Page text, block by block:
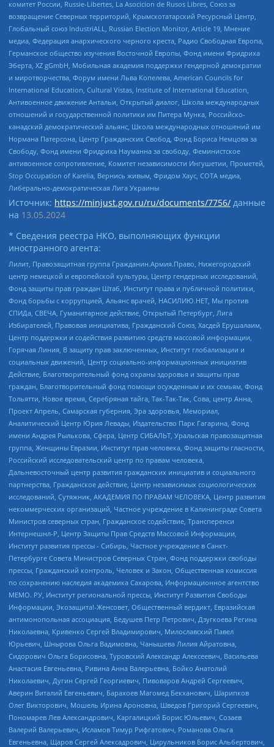
комитет России, Russie-Libertes, La Asocicion de Rusos Libres, Союз за
возвращение Северных территорий, Крымскотатарский Ресурсный Центр,
Глобальный союз IndustriALL, Russian Election Monitor, Article 19, Мнение
медиа, Федерация анархического черного креста, Радио Свободная Европа,
Германское общество изучения Восточной Европы, Фонд имени Фридриха
Эберта, XZ gGmbH, Мобильная академия поддержки гендерной демократии
и миротворчества, Форум имени Льва Копелева, American Councils for
International Education, Cultural Vistas, Institute of International Education,
Антивоенное движение Антальи, Открытый диалог, Школа международных
отношений и государственной политики им Питера Мунка, Российско-
канадский демократический альянс, Школа международных отношений им
Нормана Патерсона, Центр Гражданских Свобод, Фонд Бориса Немцова за
Свободу, Фонд имени Фридриха Науманна за свободу, Феминистское
антивоенное сопротивление, Комитет независимости Ингушетии, Прометей,
Stop Occupation of Karelia, Вернись живым, Фридом Хаус, СОТА медиа,
Либерально-демократическая Лига Украины
Источник: https://minjust.gov.ru/ru/documents/7756/ данные
на 13.05.2024
* Сведения реестра НКО, выполняющих функции
иностранного агента:
Лилит, Правозащитная группа Гражданин.Армия.Право, Нижегородский
центр немецкой и европейской культуры, Центр гендерных исследований,
Фонд защиты прав граждан Штаб, Институт права и публичной политики,
Фонд борьбы с коррупцией, Альянс врачей, НАСИЛИЮ.НЕТ, Мы против
СПИДа, СВЕЧА, Гуманитарное действие, Открытый Петербург, Лига
Избирателей, Правовая инициатива, Гражданский Союз, Хасдей Ерушалаим,
Центр поддержки и содействия развитию средств массовой информации,
Горячая Линия, В защиту прав заключенных, Институт глобализации и
социальных движений, Центр социально-информационных инициатив
Действие, Благотворительный фонд охраны здоровья и защиты прав
граждан, Благотворительный фонд помощи осужденным и их семьям, Фонд
Тольятти, Новое время, Серебряная тайга, Так-Так-Так, Сова, центр Анна,
Проект Апрель, Самарская губерния, Эра здоровья, Мемориал,
Аналитический Центр Юрия Левады, Издательство Парк Гагарина, Фонд
имени Андрея Рылькова, Сфера, Центр СИБАЛЬТ, Уральская правозащитная
группа, Женщины Евразии, Институт прав человека, Фонд защиты гласности,
Российский исследовательский центр по правам человека,
Дальневосточный центр развития гражданских инициатив и социального
партнерства, Гражданское действие, Центр независимых социологических
исследований, Сутяжник, АКАДЕМИЯ ПО ПРАВАМ ЧЕЛОВЕКА, Центр развития
некоммерческих организаций, Частное учреждение в Калининграде Совета
Министров северных стран, Гражданское содействие, Трансперенси
Интернешнл-Р, Центр Защиты Прав Средств Массовой Информации,
Институт развития прессы - Сибирь, Частное учреждение в Санкт-
Петербурге Совета Министров Северных Стран, Фонд поддержки свободы
прессы, Гражданский контроль, Человек и Закон, Общественная комиссия
по сохранению наследия академика Сахарова, Информационное агентство
МЕМО. РУ, Институт региональной прессы, Институт Развития Свободы
Информации, Экозащита!-Женсовет, Общественный вердикт, Евразийская
антимонопольная ассоциация, Бедушев Петр Петрович, Дзугкоева Регина
Николаевна, Кривенко Сергей Владимирович, Милославский Павел
Юрьевич, Шнырова Ольга Вадимовна, Чанышева Лилия Айратовна,
Сидорович Ольга Борисовна, Туровский Александр Алексеевич, Васильева
Анастасия Евгеньевна, Ривина Анна Валерьевна, Бойко Анатолий
Николаевич, Дугин Сергей Георгиевич, Пивоваров Андрей Сергеевич,
Аверин Виталий Евгеньевич, Барахоев Магомед Бекханович, Шарипков
Олег Викторович, Мошель Ирина Ароновна, Шведов Григорий Сергеевич,
Пономарев Лев Александрович, Каргалицкий Борис Юльевич, Созаев
Валерий Валерьевич, Исламов Тимур Рифгатович, Романова Ольга
Евгеньевна, Щаров Сергей Алексадрович, Цирульников Борис Альбертович,